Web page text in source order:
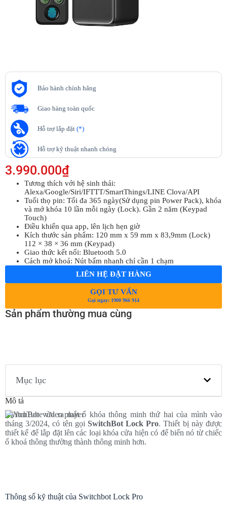
Bảo hành chính hãng
Giao hàng toàn quốc
Hỗ trợ lắp đặt (*)
Hỗ trợ kỹ thuật nhanh chóng
3.990.000₫
Tương thích với hệ sinh thái:
Alexa/Google/Siri/IFTTT/SmartThings/LINE Clova/API
Tuổi thọ pin: Tối đa 365 ngày(Sử dụng pin Power Pack), khóa
và mở khóa 10 lần mỗi ngày (Lock). Gần 2 năm (Keypad
Touch)
Điều khiển qua app, lên lịch hẹn giờ
Kích thước sản phẩm: 120 mm x 59 mm x 83,9mm (Lock)
112 × 38 × 36 mm (Keypad)
Giao thức kết nối: Bluetooth 5.0
Cách mở khoá: Nút bấm nhanh chỉ cần 1 chạm
LIÊN HỆ ĐẶT HÀNG
GỌI TƯ VẤN
Gọi ngay: 1900 966 914
Sản phẩm thường mua cùng
Mục lục
Mô tả
SwitchBot vừa ra mắt ổ khóa thông minh thứ hai của mình vào
tháng 3/2024, có tên gọi SwitchBot Lock Pro. Thiết bị này được
thiết kế để lắp đặt lên các loại khóa cửa hiện có để biến nó từ chiếc
ổ khoá thông thường thành thông minh hơn.
Thông số kỹ thuật của Switchbot Lock Pro